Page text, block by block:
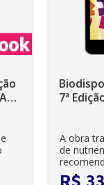
7ª
A obra
de
por
R$